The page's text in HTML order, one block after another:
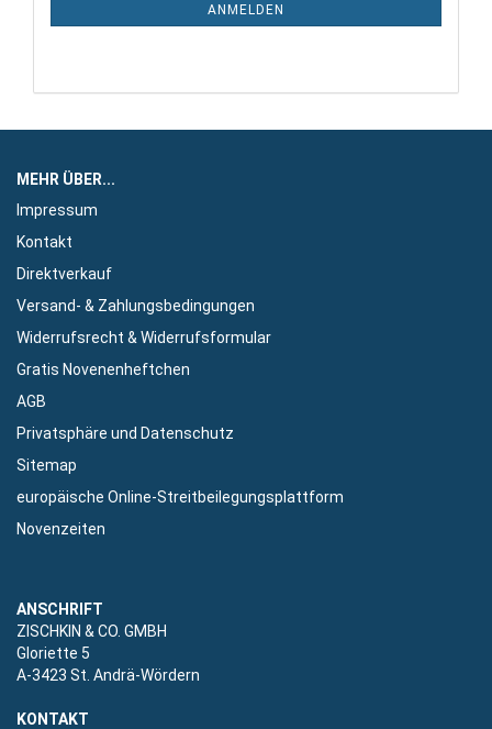
ANMELDEN
MEHR ÜBER...
Impressum
Kontakt
Direktverkauf
Versand- & Zahlungsbedingungen
Widerrufsrecht & Widerrufsformular
Gratis Novenenheftchen
AGB
Privatsphäre und Datenschutz
Sitemap
europäische Online-Streitbeilegungsplattform
Novenzeiten
ANSCHRIFT
ZISCHKIN & CO. GMBH
Gloriette 5
A-3423 St. Andrä-Wördern
KONTAKT